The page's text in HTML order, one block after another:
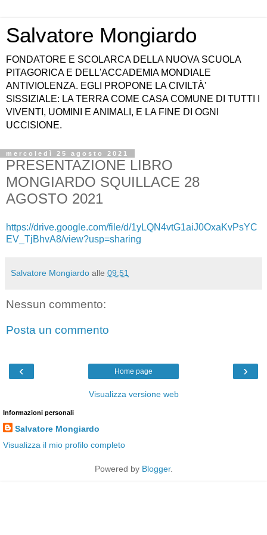
Salvatore Mongiardo
FONDATORE E SCOLARCA DELLA NUOVA SCUOLA
PITAGORICA E DELL'ACCADEMIA MONDIALE
ANTIVIOLENZA. EGLI PROPONE LA CIVILTÀ'
SISSIZIALE: LA TERRA COME CASA COMUNE DI TUTTI I
VIVENTI, UOMINI E ANIMALI, E LA FINE DI OGNI
UCCISIONE.
mercoledì 25 agosto 2021
PRESENTAZIONE LIBRO
MONGIARDO SQUILLACE 28
AGOSTO 2021
https://drive.google.com/file/d/1yLQN4vtG1aiJ0OxaKvPsYC
EV_TjBhvA8/view?usp=sharing
Salvatore Mongiardo alle 09:51
Nessun commento:
Posta un commento
‹ ›
Home page
Visualizza versione web
Informazioni personali
Salvatore Mongiardo
Visualizza il mio profilo completo
Powered by Blogger.